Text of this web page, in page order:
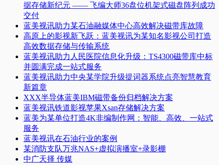
据存储新纪元 —— 飞编大师36盘位机架式磁盘阵列成功
交付
蓝美视讯助力某石油融媒体中心高效解决磁带库故障
高原上的影视新飞跃：蓝美视讯为某知名影视公司打造
高效数据存储与传输系统
蓝美视讯助力人民医院信息化升级：TS4300磁带库中标
并圆满完成一站式服务
蓝美视讯助力中央某学院升级提词器系统点亮智慧教育
新篇章
XXX半导体蓝美IBM磁带备份归档解决方案
蓝美视讯铁道影视苹果Xsan存储解决方案
蓝美为某单位打造4K非编制作网：智能、高效、一站式
服务
蓝美视讯在石油行业的案例
某消防支队万兆NAS+虚拟演播室+录影棚
中广天择 传媒